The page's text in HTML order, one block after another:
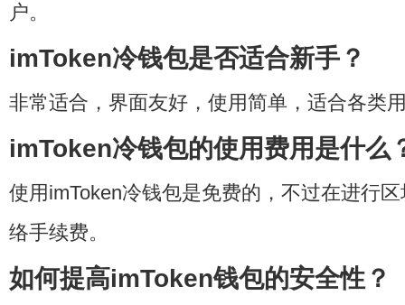
户。
imToken冷钱包是否适合新手？
非常适合，界面友好，使用简单，适合各类
imToken冷钱包的使用费用是什么
使用imToken冷钱包是免费的，不过在进行
络手续费。
如何提高imToken钱包的安全性？